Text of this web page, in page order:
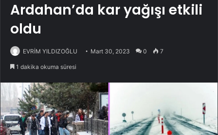
Ardahan’da kar yağışı etkili
oldu
EVRİM YILDIZOĞLU Mart 30, 2023 0 7
1 dakika okuma süresi